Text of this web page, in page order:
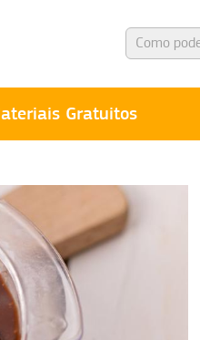
Gratuitos